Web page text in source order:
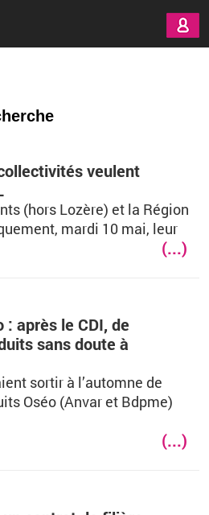
veulent
(hors Lozère) et la Région
mardi 10 mai, leur
(...)
: après le CDI, de
sans doute à
sortir à l’automne de
Oséo (Anvar et Bdpme)
(...)